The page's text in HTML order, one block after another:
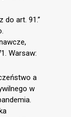
do art. 91.”
Warsaw:
a
w